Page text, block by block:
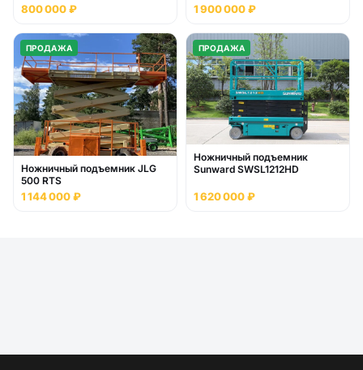
800 000 ₽ 1 900 000 ₽
ПРОДАЖА
Ножничный подъемник JLG
500 RTS
1 144 000 ₽
ПРОДАЖА
Ножничный подъемник
Sunward SWSL1212HD
1 620 000 ₽